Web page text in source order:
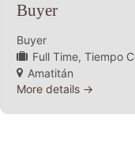
Buyer
Buyer
Full Time Tiempo
Amatitán
More details